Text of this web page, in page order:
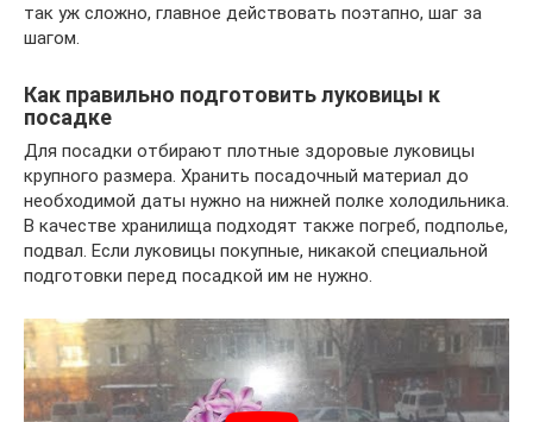
так уж сложно, главное действовать поэтапно, шаг за
шагом.
Как правильно подготовить луковицы к
посадке
Для посадки отбирают плотные здоровые луковицы
крупного размера. Хранить посадочный материал до
необходимой даты нужно на нижней полке холодильника.
В качестве хранилища подходят также погреб, подполье,
подвал. Если луковицы покупные, никакой специальной
подготовки перед посадкой им не нужно.